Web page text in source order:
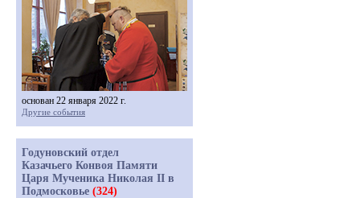
основан 22 января 2022 г.
Другие события
Годуновский отдел
Казачьего Конвоя Памяти
Царя Мученика Николая II в
Подмосковье (324)